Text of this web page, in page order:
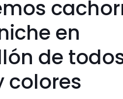
en
de
colores